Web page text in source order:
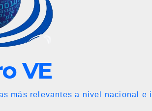
VE
más relevantes a nivel nacional e